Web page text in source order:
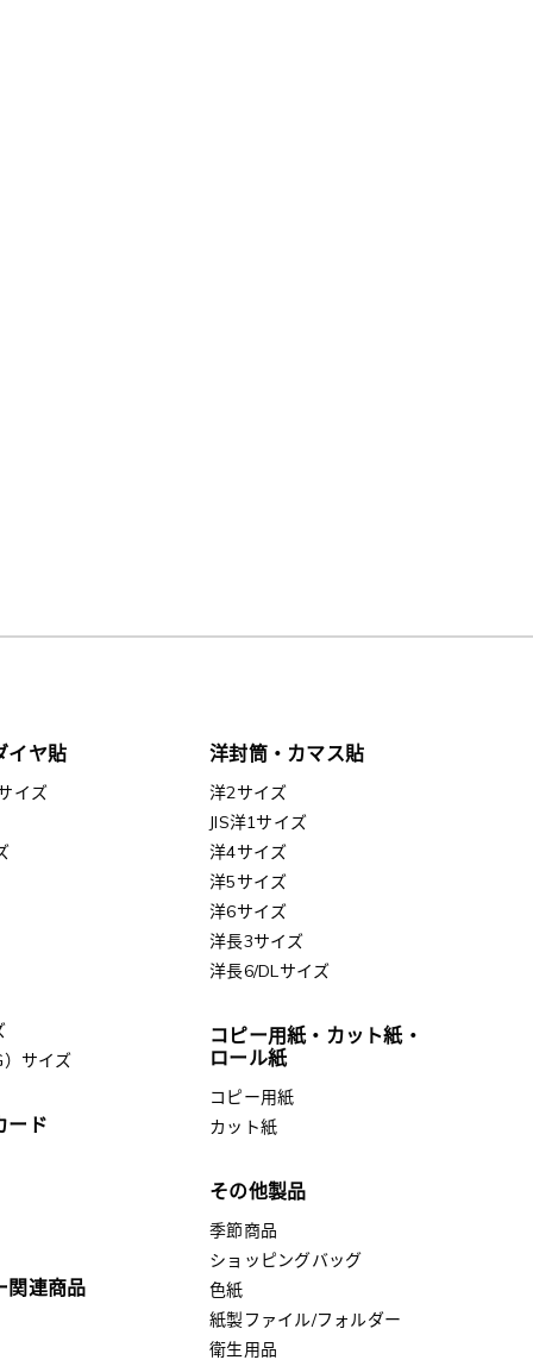
イヤ貼
イズ
サイズ
ード
関連商品
洋封筒・カマス貼
洋2サイズ
JIS洋1サイズ
洋4サイズ
洋5サイズ
洋6サイズ
洋長3サイズ
洋長6/DLサイズ
コピー用紙・カット紙・
ロール紙
コピー用紙
カット紙
その他製品
季節商品
ショッピングバッグ
色紙
紙製ファイル/フォルダー
衛生用品